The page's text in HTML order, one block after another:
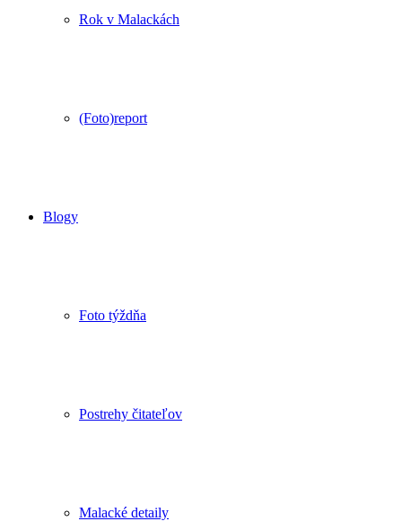
Rok v Malackách
(Foto)report
Blogy
Foto týždňa
Postrehy čitateľov
Malacké detaily